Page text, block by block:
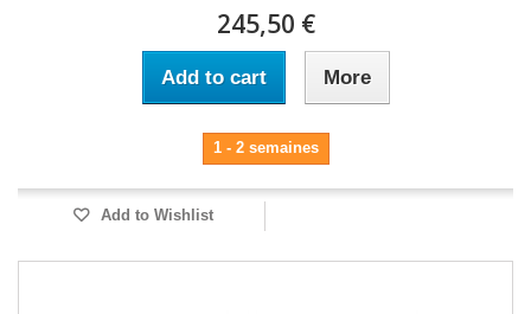
245,50 €
Add to cart More
1 - 2 semaines
Add to Wishlist